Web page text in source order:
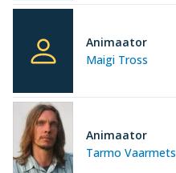
Maigi Tross
Animaator
Tarmo Vaarmets
Animaator